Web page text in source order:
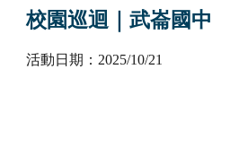
校園巡迴｜武崙國中
活動日期：2025/10/21